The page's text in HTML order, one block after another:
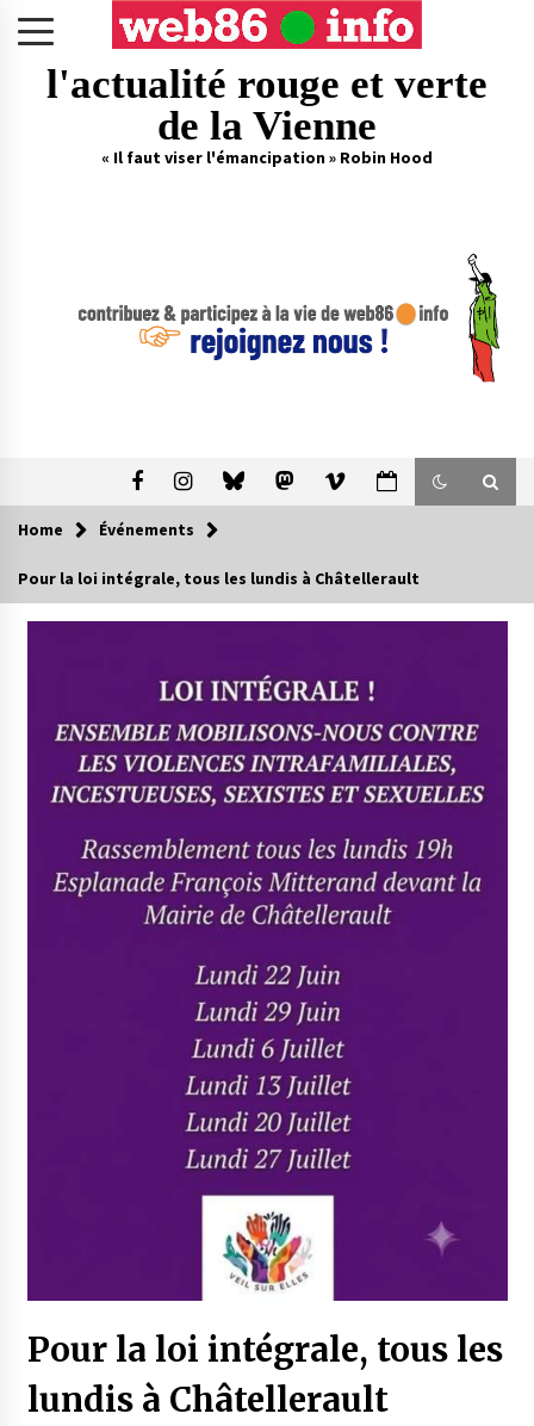
l'actualité rouge et verte
de la Vienne
« Il faut viser l'émancipation » Robin Hood
Home Événements
Pour la loi intégrale, tous les lundis à Châtellerault
Pour la loi intégrale, tous les
lundis à Châtellerault